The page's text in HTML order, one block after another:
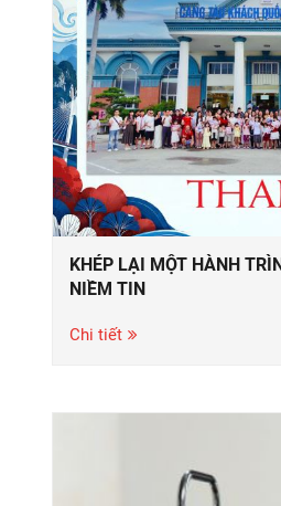
KHÉP LẠI MỘT HÀNH
NIỀM TIN
Chi tiết